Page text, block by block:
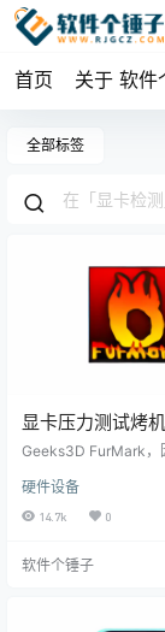
首页 关于 软件
全部标签
显卡压力测试烤
圈 Geeks3D
【软件个锤子
Geeks3D FurMark，
圈显卡测试工具”。它
GPU压力测试和
面进行显卡烤机测试
硬件设备
14.7k 0
软件个锤子